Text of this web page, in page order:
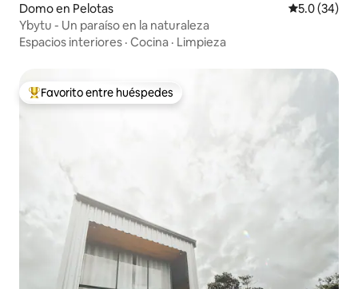
Domo en Pelotas Calificación
5.0 (34)
Ybytu - Un paraíso en la naturaleza
Espacios interiores · Cocina · Limpieza
De los mejores en Favorito entre huéspedes
Favorito entre huéspedes